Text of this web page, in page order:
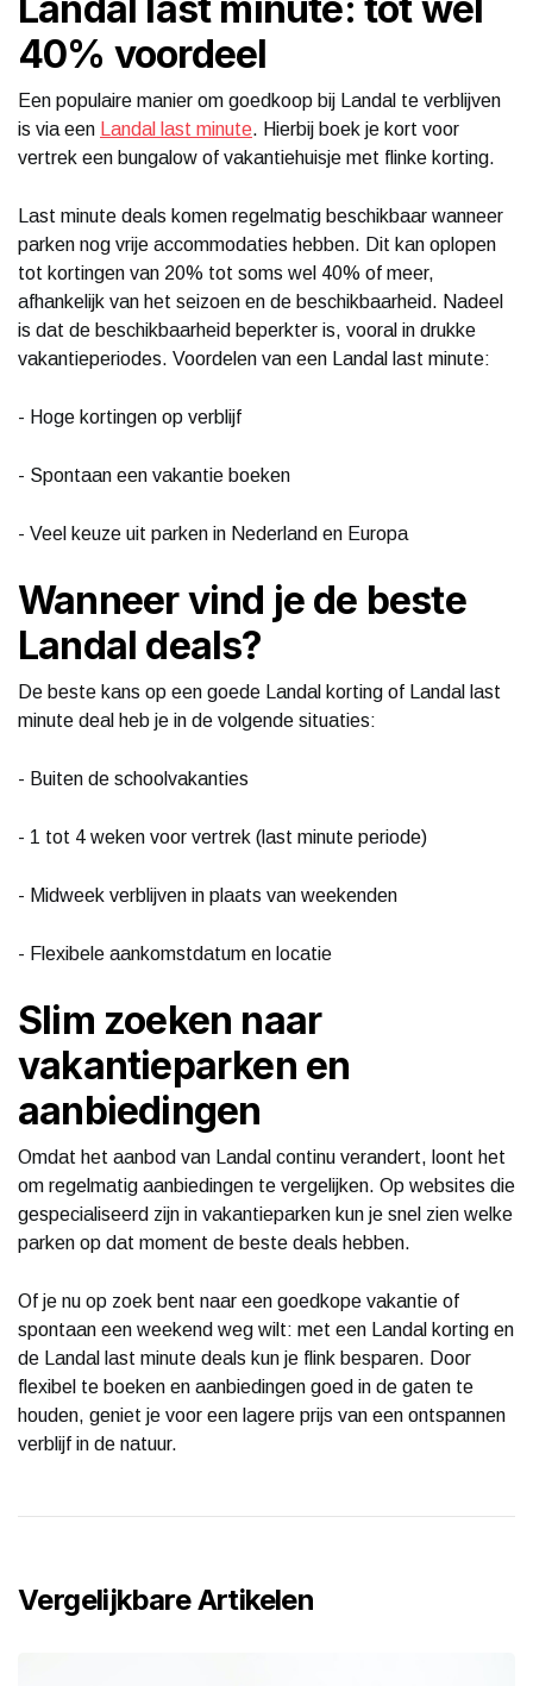
40% voordeel
Een populaire manier om goedkoop bij Landal te verblijven
is via een
Landal last minute. Hierbij boek je kort voor
vertrek een bungalow of vakantiehuisje met flinke korting.
Last minute deals komen regelmatig beschikbaar wanneer
parken nog vrije accommodaties hebben. Dit kan oplopen
tot kortingen van 20% tot soms wel 40% of meer,
afhankelijk van het seizoen en de beschikbaarheid. Nadeel
is dat de beschikbaarheid beperkter is, vooral in drukke
vakantieperiodes. Voordelen van een Landal last minute:
- Hoge kortingen op verblijf
- Spontaan een vakantie boeken
- Veel keuze uit parken in Nederland en Europa
Wanneer vind je de beste
Landal deals?
De beste kans op een goede Landal korting of Landal last
minute deal heb je in de volgende situaties:
- Buiten de schoolvakanties
- 1 tot 4 weken voor vertrek (last minute periode)
- Midweek verblijven in plaats van weekenden
- Flexibele aankomstdatum en locatie
Slim zoeken naar
vakantieparken en
aanbiedingen
Omdat het aanbod van Landal continu verandert, loont het
om regelmatig aanbiedingen te vergelijken. Op websites die
gespecialiseerd zijn in vakantieparken kun je snel zien welke
parken op dat moment de beste deals hebben.
Of je nu op zoek bent naar een goedkope vakantie of
spontaan een weekend weg wilt: met een Landal korting en
de Landal last minute deals kun je flink besparen. Door
flexibel te boeken en aanbiedingen goed in de gaten te
houden, geniet je voor een lagere prijs van een ontspannen
verblijf in de natuur.
Vergelijkbare Artikelen